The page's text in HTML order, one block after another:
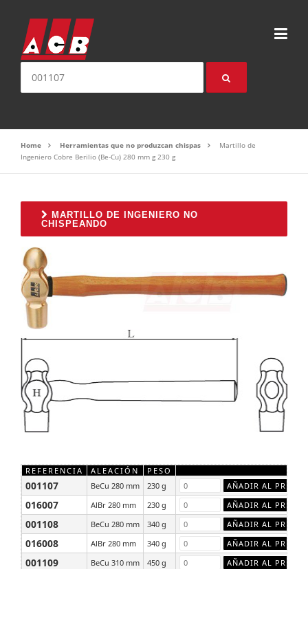
Home Herramientas que no produzcan chispas
Martillo de
Ingeniero Cobre Berilio (Be-Cu) 280 mm g 230 g
MARTILLO DE INGENIERO NO
CHISPEANDO
REFERENCIA ALEACIÓN PESO
001107 BeCu 280 mm 230 g
016007 AlBr 280 mm 230 g
001108 BeCu 280 mm 340 g
016008 AlBr 280 mm 340 g
001109 BeCu 310 mm 450 g